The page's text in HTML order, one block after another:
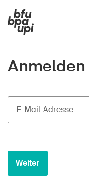
Anmelden
E-Mail-Adresse
Weiter